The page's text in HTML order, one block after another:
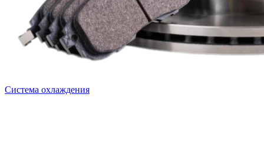
Система охлаждения